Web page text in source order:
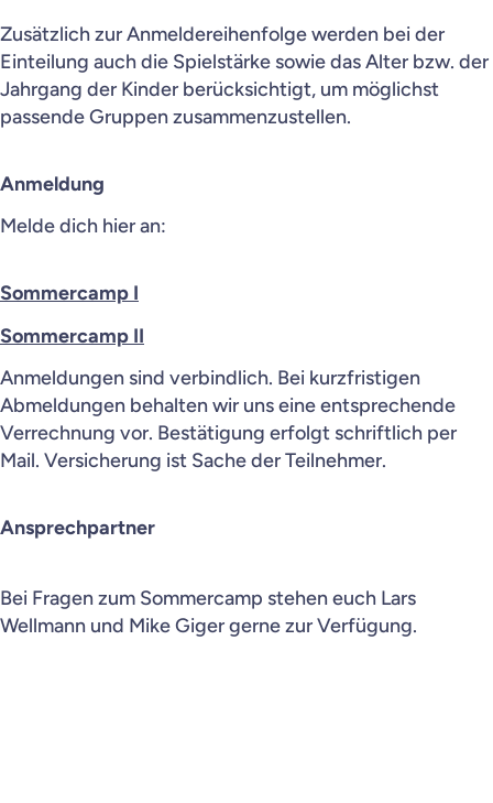
Zusätzlich zur Anmeldereihenfolge werden bei der
Einteilung auch die Spielstärke sowie das Alter bzw. der
Jahrgang der Kinder berücksichtigt, um möglichst
passende Gruppen zusammenzustellen.​​​​​​​​​​​​​​
Anmeldung
Melde dich hier an:
Sommercamp I
Sommercamp II
Anmeldungen sind verbindlich. Bei kurzfristigen
Abmeldungen behalten wir uns eine entsprechende
Verrechnung vor. Bestätigung erfolgt schriftlich per
Mail. Versicherung ist Sache der Teilnehmer.
Ansprechpartner
Bei Fragen zum Sommercamp stehen euch Lars
Wellmann und Mike Giger gerne zur Verfügung.